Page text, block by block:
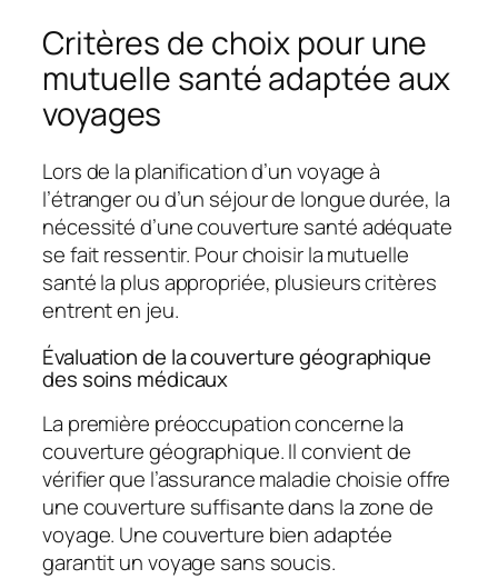
Critères de choix pour une
mutuelle santé adaptée aux
voyages
Lors de la planification d’un voyage à
l’étranger ou d’un séjour de longue durée, la
nécessité d’une couverture santé adéquate
se fait ressentir. Pour choisir la mutuelle
santé la plus appropriée, plusieurs critères
entrent en jeu.
Évaluation de la couverture géographique
des soins médicaux
La première préoccupation concerne la
couverture géographique. Il convient de
vérifier que l’assurance maladie choisie offre
une couverture suffisante dans la zone de
voyage. Une couverture bien adaptée
garantit un voyage sans soucis.